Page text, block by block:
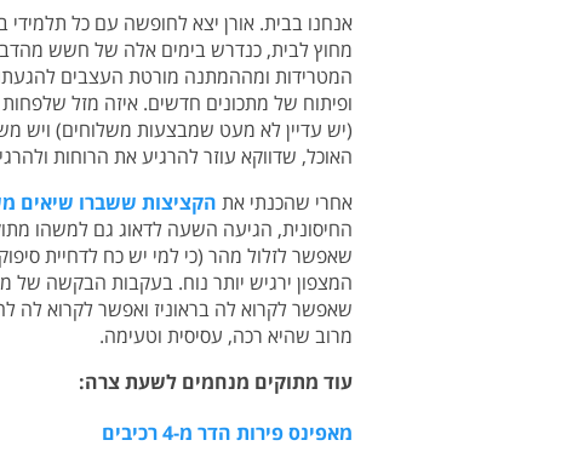
אנחנו בבית. אורן יצא לחופשה עם כל תלמידי
מחוץ לבית, כנדרש בימים אלה של חשש
המטרידות ומההמתנה מורטת העצבים
ופיתוח של מתכונים חדשים. איזה מזל
(יש עדיין לא מעט שמבצעות משלוחים) ויש
האוכל, שדווקא עוזר להרגיע את הרוחות
אחרי שהכנתי את הקציצות ששברו שיאים
החיסונית, הגיעה השעה לדאוג גם למשהו
שאפשר לזלול מהר (כי למי יש כח לדחיית
המצפון ירגיש יותר נוח. בעקבות הבקשה של
שאפשר לקרוא לה בראוניז ואפשר לקרוא לה
מרוב שהיא רכה, עסיסית וטעימה.
עוד מתוקים מנחמים לשעת צרה:
מאפינס פירות הדר מ-4 רכיבים